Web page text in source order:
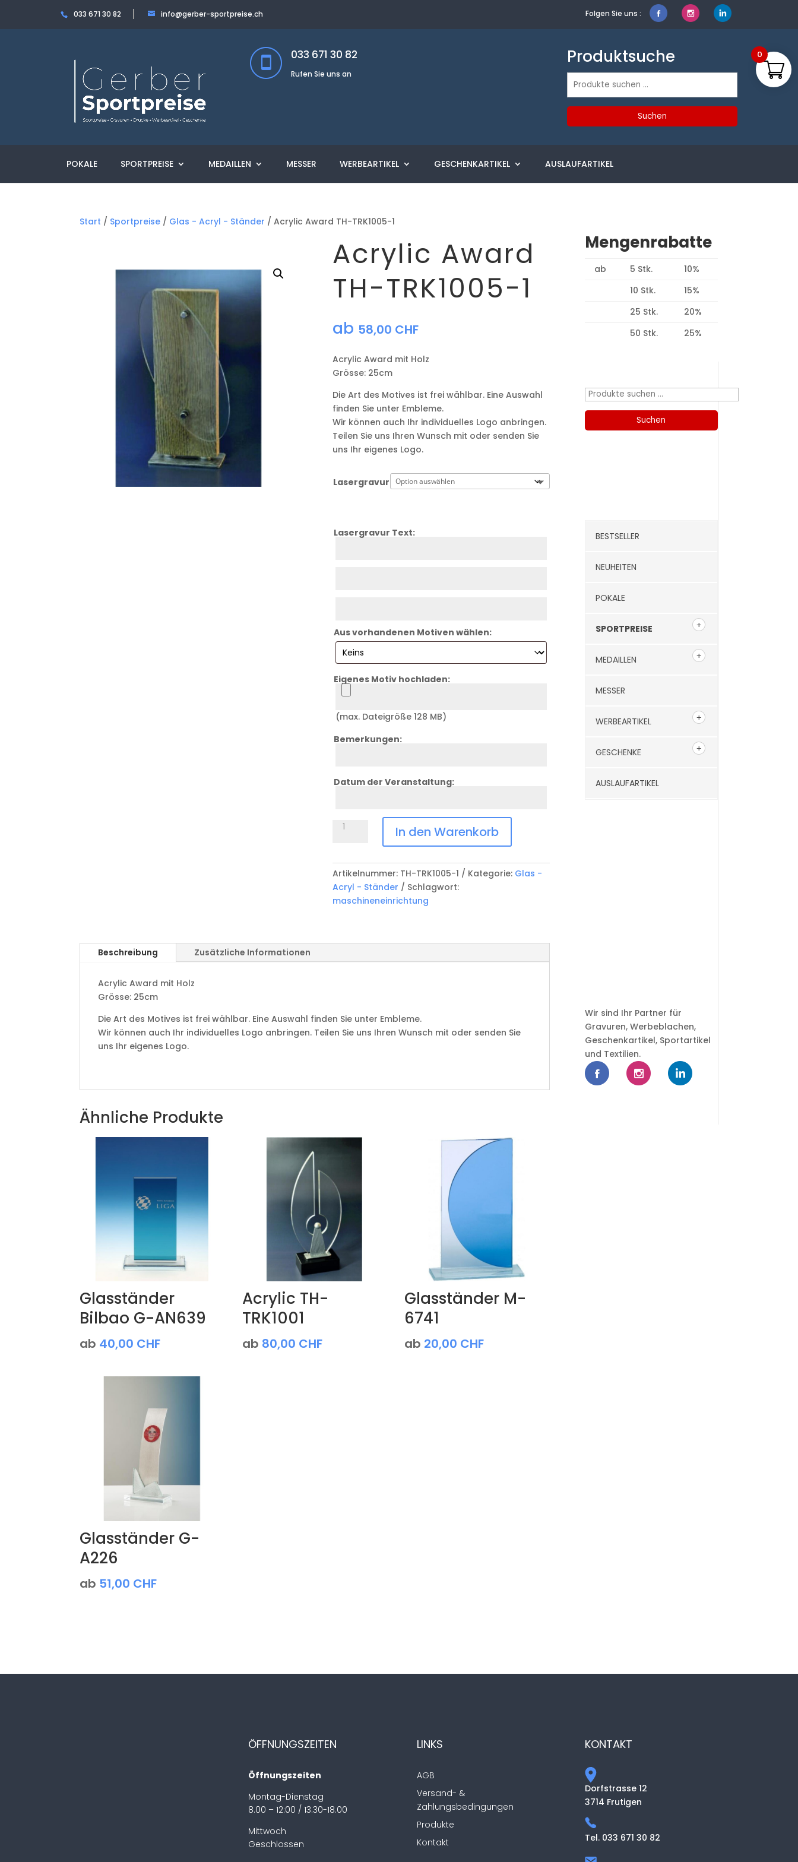
033 671 30 82 info@gerber-sportpreise.ch Folgen Sie uns :
033 671 30 82
Rufen Sie uns an
Produktsuche
Suchen
Suchen
POKALE SPORTPREISE MEDAILLEN MESSER WERBEARTIKEL GESCHENKARTIKEL AUSLAUFARTIKEL
Start / Sportpreise / Glas - Acryl - Ständer / Acrylic Award TH-TRK1005-1
Acrylic Award
TH-TRK1005-1
ab 58,00 CHF
Acrylic Award mit Holz
Grösse: 25cm
Die Art des Motives ist frei wählbar. Eine Auswahl
finden Sie unter Embleme.
Wir können auch Ihr individuelles Logo anbringen.
Teilen Sie uns Ihren Wunsch mit oder senden Sie
uns Ihr eigenes Logo.
Lasergravur
Lasergravur Text:
Aus vorhandenen Motiven wählen:
Eigenes Motiv hochladen:
Logo
(max. Dateigröße 128 MB)
Bemerkungen:
Datum der Veranstaltung:
Acrylic
TRK1005-
Menge
In den Warenkorb
Artikelnummer: TH-TRK1005-1 Kategorie: Glas -
Acryl - Ständer
Schlagwort:
maschineneinrichtung
Beschreibung Zusätzliche Informationen
Acrylic Award mit Holz
Grösse: 25cm
Die Art des Motives ist frei wählbar. Eine Auswahl finden Sie unter Embleme.
Wir können auch Ihr individuelles Logo anbringen. Teilen Sie uns Ihren Wunsch mit oder senden Sie
uns Ihr eigenes Logo.
Ähnliche Produkte
Glasständer
Bilbao G-AN639
ab 40,00 CHF
Acrylic TH-
TRK1001
ab 80,00 CHF
Glasständer M-
6741
ab 20,00 CHF
Glasständer G-
A226
ab 51,00 CHF
Mengenrabatte
ab 5 Stk.
10%
10 Stk.
15%
25 Stk.
20%
50 Stk.
25%
Suchen
Suchen
BESTSELLER
NEUHEITEN
POKALE
SPORTPREISE
MEDAILLEN
MESSER
WERBEARTIKEL
GESCHENKE
AUSLAUFARTIKEL
Wir sind Ihr Partner für
Gravuren, Werbeblachen,
Geschenkartikel, Sportartikel
und Textilien.
ÖFFNUNGSZEITEN
Öffnungszeiten
Montag-Dienstag
8.00 – 12:00 / 13.30-18.00
Mittwoch
Geschlossen
LINKS
AGB
Versand- &
Zahlungsbedingungen
Produkte
Kontakt
KONTAKT
Dorfstrasse 12
3714 Frutigen
Tel. 033 671 30 82
0